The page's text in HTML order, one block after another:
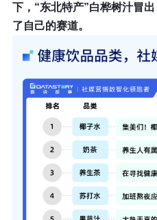
下，“东北特产”白桦树汁冒
了自己的赛道。